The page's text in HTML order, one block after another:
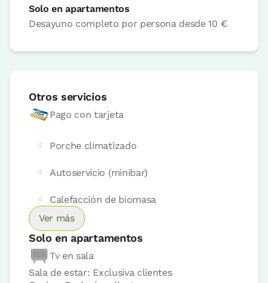
Apartamento 3 pax
1 Baño
Precio apartamento desde
Opciones:
Solo en apartamentos
Desayuno completo por persona desde10 €
Otros servicios
Pago con tarjeta
Porche climatizado
Autoservicio (minibar)
Calefacción de biomasa
Ver más
Solo en apartamentos
Tv en sala
Sala de estar: Exclusiva clientes